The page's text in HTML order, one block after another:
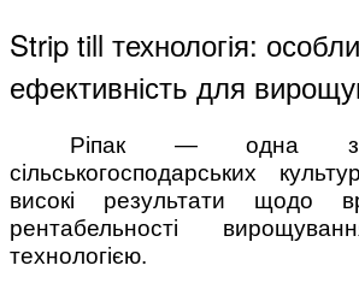
Strip till технологія:
ефективність для
Ріпак — одна з
сільськогосподарських
високі результати щодо
рентабельності
технологією.